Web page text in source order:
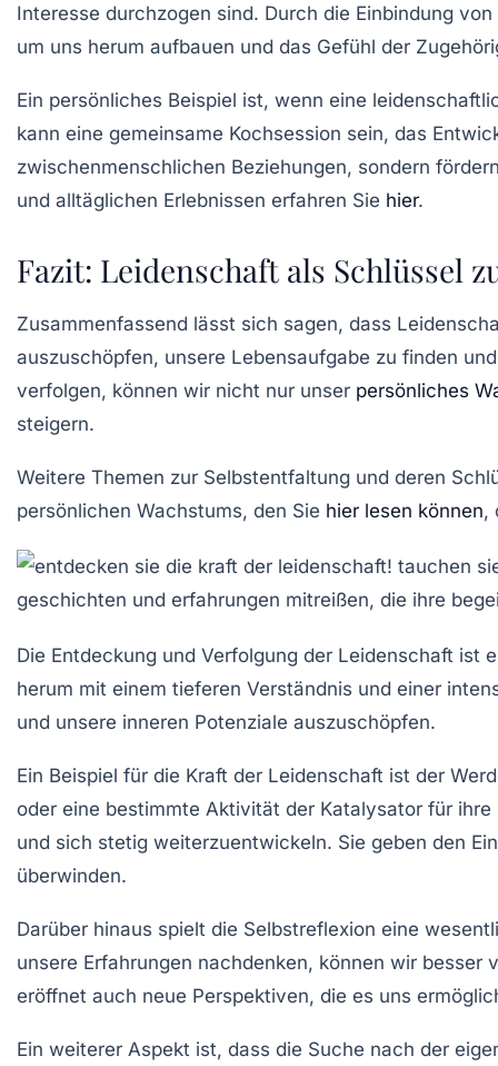
Interesse durchzogen sind. Durch die Einbindung
um uns herum aufbauen und das Gefühl der
Ein persönliches Beispiel ist, wenn eine
kann eine gemeinsame Kochsession sein, das
zwischenmenschlichen Beziehungen, sondern
und alltäglichen Erlebnissen erfahren Sie hier.
Fazit: Leidenschaft als Schlüssel
Zusammenfassend lässt sich sagen, dass
auszuschöpfen, unsere Lebensaufgabe zu finden
verfolgen, können wir nicht nur unser persönliches
steigern.
Weitere Themen zur Selbstentfaltung und deren
persönlichen Wachstums, den Sie hier lesen können,
Die Entdeckung und Verfolgung der Leidenschaft ist
herum mit einem tieferen Verständnis und einer
und unsere inneren Potenziale auszuschöpfen.
Ein Beispiel für die Kraft der Leidenschaft ist der
oder eine bestimmte Aktivität der Katalysator für
und sich stetig weiterzuentwickeln. Sie geben den
überwinden.
Darüber hinaus spielt die Selbstreflexion eine
unsere Erfahrungen nachdenken, können wir
eröffnet auch neue Perspektiven, die es uns
Ein weiterer Aspekt ist, dass die Suche nach der